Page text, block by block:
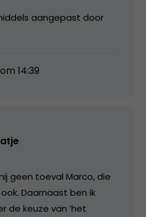
aangepast door
14:39
geen toeval Marco, die
Daarnaast ben ik
de keuze van ‘het